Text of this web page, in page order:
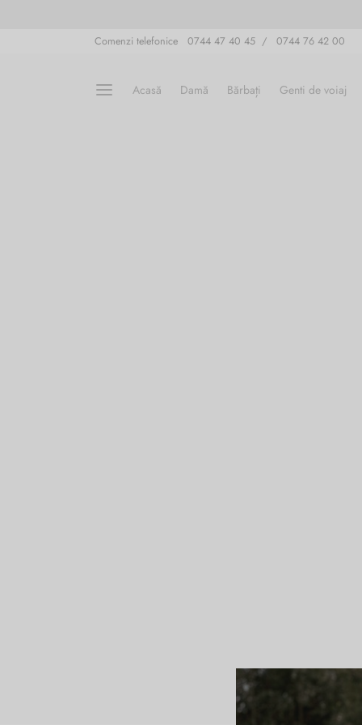
Comenzi telefonice 0744 47 40 45 / 0744 76 42 00
Acasă Damă Bărbați Genti de voiaj